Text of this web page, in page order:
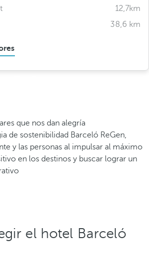
12,7km
38,6 km
que nos dan alegría
de sostenibilidad Barceló ReGen,
y las personas al impulsar al máximo
en los destinos y buscar lograr un
el hotel Barceló